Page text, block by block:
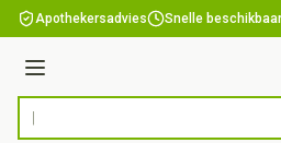
Ga naar de inhoud
Apothekersadvies Snelle
Menu
Product, merk, categorie...